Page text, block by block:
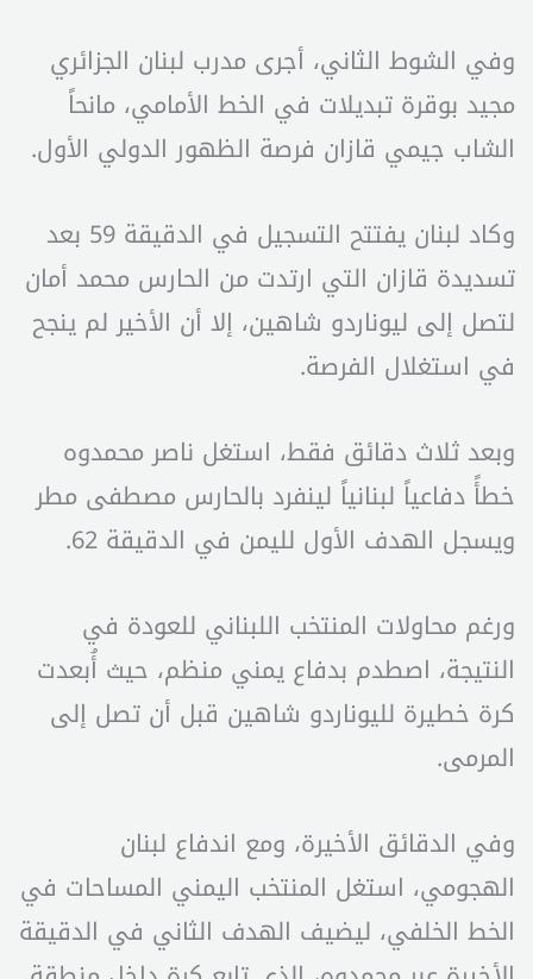
وفي الشوط الثاني، أجرى مدرب لبنان الجزائري
مجيد بوقرة تبديلات في الخط الأمامي، مانحاً
الشاب جيمي قازان فرصة الظهور الدولي الأول.
وكاد لبنان يفتتح التسجيل في الدقيقة 59 بعد
تسديدة قازان التي ارتدت من الحارس محمد أمان
لتصل إلى ليوناردو شاهين، إلا أن الأخير لم ينجح
في استغلال الفرصة.
وبعد ثلاث دقائق فقط، استغل ناصر محمدوه
خطأً دفاعياً لبنانياً لينفرد بالحارس مصطفى مطر
ويسجل الهدف الأول لليمن في الدقيقة 62.
ورغم محاولات المنتخب اللبناني للعودة في
النتيجة، اصطدم بدفاع يمني منظم، حيث أُبعدت
كرة خطيرة لليوناردو شاهين قبل أن تصل إلى
المرمى.
وفي الدقائق الأخيرة، ومع اندفاع لبنان
الهجومي، استغل المنتخب اليمني المساحات في
الخط الخلفي، ليضيف الهدف الثاني في الدقيقة